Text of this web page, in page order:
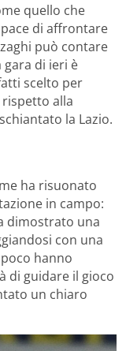
quello che
di affrontare
può contare
gara di ieri è
scelto per
rispetto alla
la Lazio.
ha risuonato
in campo:
dimostrato una
con una
hanno
di guidare il gioco
un chiaro